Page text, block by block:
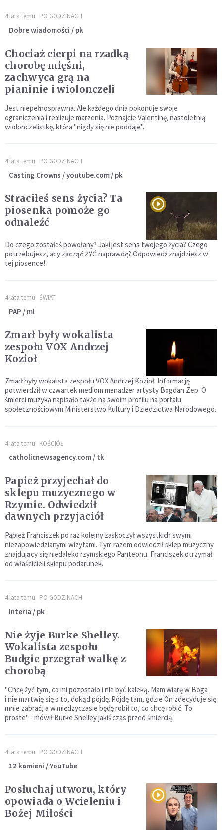
4 lata temu PO GODZINACH
Dobre wiadomości / pk
Chociaż cierpi na rzadką
chorobę mięśni,
zachwyca grą na
pianinie i wiolonczeli
Jest niepełnosprawna. Ale każdego dnia pokonuje swoje
ograniczenia i realizuje marzenia. Poznajcie Valentinę, nastoletnią
wiolonczelistkę, która "nigdy się nie poddaje".
4 lata temu PO GODZINACH
Casting Crowns / youtube.com / pk
Straciłeś sens życia? Ta
piosenka pomoże go
odnaleźć
Do czego zostałeś powołany? Jaki jest sens twojego życia? Czego
potrzebujesz, aby zacząć ŻYĆ naprawdę? Odpowiedź znajdziesz w
tej piosence!
4 lata temu ŚWIAT
PAP / ml
Zmarł były wokalista
zespołu VOX Andrzej
Kozioł
Zmarł były wokalista zespołu VOX Andrzej Kozioł. Informację
potwierdził w czwartek mediom menadżer artysty Bogdan Zep. O
śmierci muzyka napisało także na swoim profilu na portalu
społecznościowym Ministerstwo Kultury i Dziedzictwa Narodowego.
4 lata temu KOŚCIÓŁ
catholicnewsagency.com / tk
Papież przyjechał do
sklepu muzycznego w
Rzymie. Odwiedził
dawnych przyjaciół
Papież Franciszek po raz kolejny zaskoczył wszystkich swymi
niezapowiedzianymi wizytami. Tym razem odwiedził sklep muzyczny
znajdujący się niedaleko rzymskiego Panteonu. Franciszek otrzymał
od właścicieli sklepu podarunek.
4 lata temu PO GODZINACH
Interia / pk
Nie żyje Burke Shelley.
Wokalista zespołu
Budgie przegrał walkę z
chorobą
"Chcę żyć tym, co mi pozostało i nie być kaleką. Mam wiarę w Boga
i nie martwię się o to, dokąd pójdę. Pójdę tam, gdzie On zdecyduje się
mnie zabrać, a w międzyczasie będę robił to, co chcę robić. To
proste" - mówił Burke Shelley jakiś czas przed śmiercią.
4 lata temu PO GODZINACH
12 kamieni / YouTube
Posłuchaj utworu, który
opowiada o Wcieleniu i
Bożej Miłości